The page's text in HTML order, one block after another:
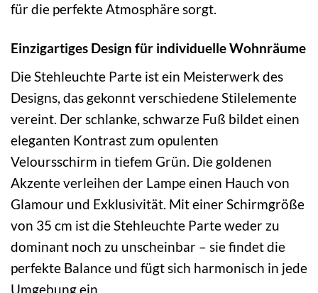
für die perfekte Atmosphäre sorgt.
Einzigartiges Design für individuelle Wohnräume
Die Stehleuchte Parte ist ein Meisterwerk des
Designs, das gekonnt verschiedene Stilelemente
vereint. Der schlanke, schwarze Fuß bildet einen
eleganten Kontrast zum opulenten
Veloursschirm in tiefem Grün. Die goldenen
Akzente verleihen der Lampe einen Hauch von
Glamour und Exklusivität. Mit einer Schirmgröße
von 35 cm ist die Stehleuchte Parte weder zu
dominant noch zu unscheinbar – sie findet die
perfekte Balance und fügt sich harmonisch in jede
Umgebung ein.